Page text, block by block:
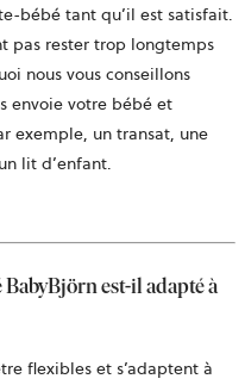
bébé tant qu’il est satisfait.
pas rester trop longtemps
nous vous conseillons
envoie votre bébé et
exemple, un transat, une
lit d’enfant.
est-il adapté à
flexibles et s’adaptent à